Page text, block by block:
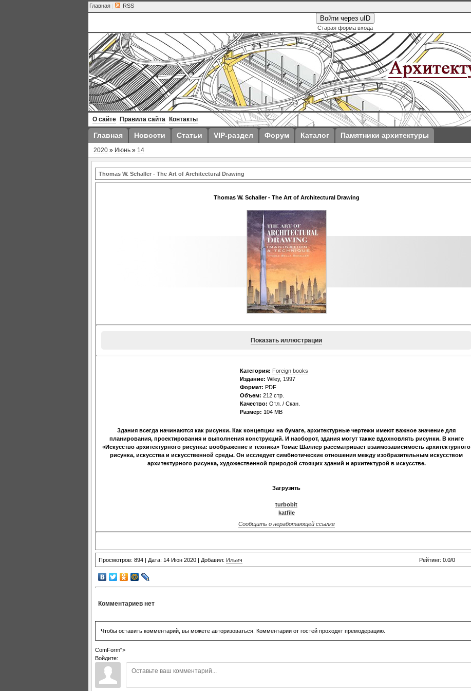
Главная | RSS
Войти через uID
Старая форма входа
О сайте Правила сайта Контакты
Главная Новости Статьи VIP-раздел Форум Каталог Памятники архитектуры
2020 » Июнь » 14
Thomas W. Schaller - The Art of Architectural Drawing
Thomas W. Schaller - The Art of Architectural Drawing
Показать иллюстрации
Категория: Foreign books
Издание: Wiley, 1997
Формат: PDF
Объем: 212 стр.
Качество: Отл. / Скан.
Размер: 104 МВ
Здания всегда начинаются как рисунки. Как концепции на бумаге, архитектурные чертежи имеют важное значение для
планирования, проектирования и выполнения конструкций. И наоборот, здания могут также вдохновлять рисунки. В книге
«Искусство архитектурного рисунка: воображение и техника» Томас Шаллер рассматривает взаимозависимость архитектурного
рисунка, искусства и искусственной среды. Он исследует симбиотические отношения между изобразительным искусством
архитектурного рисунка, художественной природой стоящих зданий и архитектурой в искусстве.
Загрузить
turbobit
katfile
Сообщить о неработающей ссылке
Просмотров: 894 | Дата: 14 Июн 2020 | Добавил: Ильич Рейтинг: 0.0/0
Комментариев нет
Чтобы оставить комментарий, вы можете авторизоваться. Комментарии от гостей проходят премодерацию.
ComForm">
Войдите: